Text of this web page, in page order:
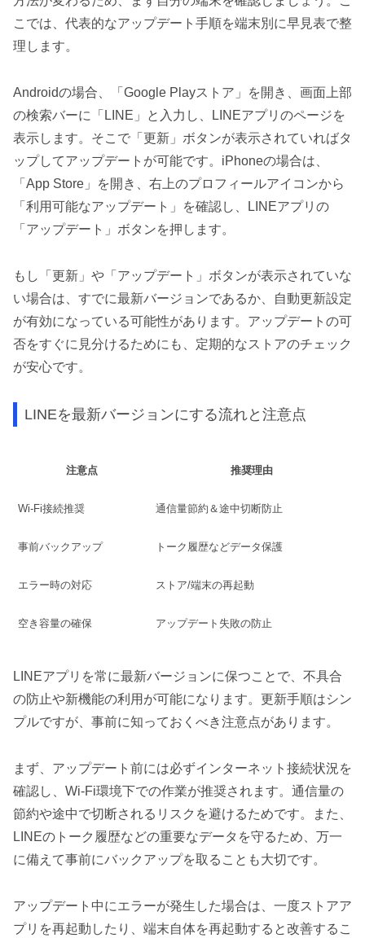
こでは、代表的なアップデート手順を端末別に早見表で整
理します。
Androidの場合、「Google Playストア」を開き、画面上部
の検索バーに「LINE」と入力し、LINEアプリのページを
表示します。そこで「更新」ボタンが表示されていればタ
ップしてアップデートが可能です。iPhoneの場合は、
「App Store」を開き、右上のプロフィールアイコンから
「利用可能なアップデート」を確認し、LINEアプリの
「アップデート」ボタンを押します。
もし「更新」や「アップデート」ボタンが表示されていな
い場合は、すでに最新バージョンであるか、自動更新設定
が有効になっている可能性があります。アップデートの可
否をすぐに見分けるためにも、定期的なストアのチェック
が安心です。
LINEを最新バージョンにする流れと注意点
注意点 推奨理由
Wi-Fi接続推奨 通信量節約＆途中切断防止
事前バックアップ トーク履歴などデータ保護
エラー時の対応 ストア/端末の再起動
空き容量の確保 アップデート失敗の防止
LINEアプリを常に最新バージョンに保つことで、不具合
の防止や新機能の利用が可能になります。更新手順はシン
プルですが、事前に知っておくべき注意点があります。
まず、アップデート前には必ずインターネット接続状況を
確認し、Wi-Fi環境下での作業が推奨されます。通信量の
節約や途中で切断されるリスクを避けるためです。また、
LINEのトーク履歴などの重要なデータを守るため、万一
に備えて事前にバックアップを取ることも大切です。
アップデート中にエラーが発生した場合は、一度ストアア
プリを再起動したり、端末自体を再起動すると改善するこ